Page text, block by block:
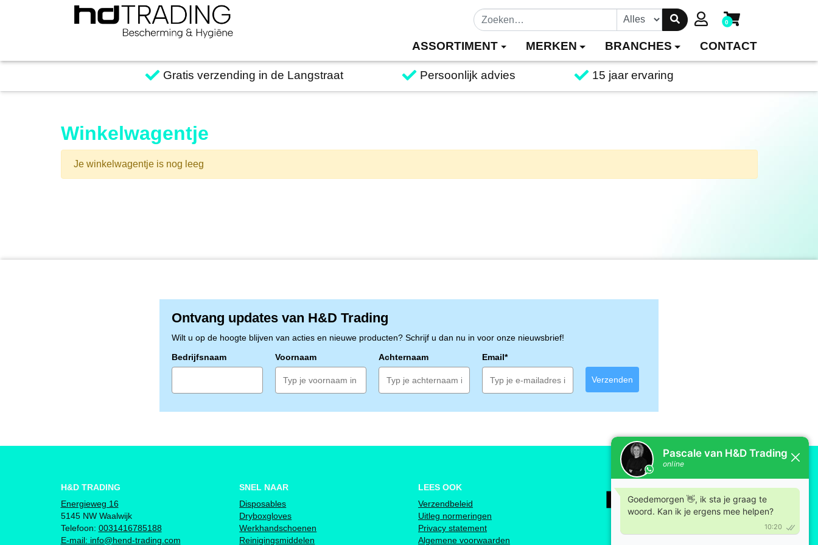
0
ASSORTIMENT MERKEN BRANCHES CONTACT
Gratis verzending in de Langstraat Persoonlijk advies 15 jaar ervaring
Winkelwagentje
Je winkelwagentje is nog leeg
Ontvang updates van H&D Trading
Wilt u op de hoogte blijven van acties en nieuwe producten? Schrijf u dan nu in voor onze nieuwsbrief!
Bedrijfsnaam
Voornaam Achternaam Email*
Verzenden
H&D TRADING
Energieweg 16
5145 NW Waalwijk
Telefoon: 0031416785188
E-mail: info@hend-trading.com
SNEL NAAR
Disposables
Dryboxgloves
Werkhandschoenen
Reinigingsmiddelen
LEES OOK
Verzendbeleid
Uitleg normeringen
Privacy statement
Algemene voorwaarden